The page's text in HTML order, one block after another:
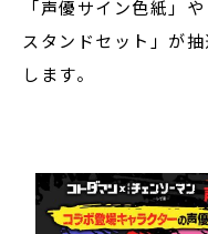
「声優サイン色紙」
スタンドセット」が
します。